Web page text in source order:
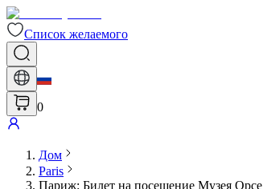
Список желаемого
0
Дом
Paris
Париж: Билет на посещение Музея Орсе